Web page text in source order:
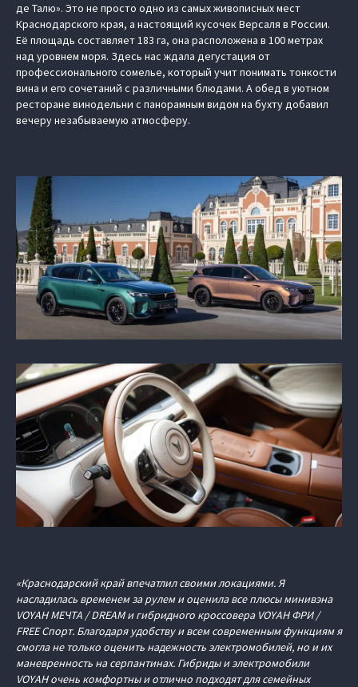
де Талю». Это не просто одно из самых живописных мест
Краснодарского края, а настоящий кусочек Версаля в России.
Её площадь составляет 183 га, она расположена в 100 метрах
над уровнем моря. Здесь нас ждала дегустация от
профессионального сомелье, который учит понимать тонкости
вина и его сочетаний с различными блюдами. А обед в уютном
ресторане винодельни с панорамным видом на бухту добавил
вечеру незабываемую атмосферу.
«Краснодарский край впечатлил своими локациями. Я
насладилась временем за рулем и оценила все плюсы минивэна
VOYAH МЕЧТА / DREAM и гибридного кроссовера VOYAH ФРИ /
FREE Спорт. Благодаря удобству и всем современным функциям я
смогла не только оценить надежность электромобилей, но и их
маневренность на серпантинах. Гибриды и электромобили
VOYAH очень комфортны и отлично подходят для семейных